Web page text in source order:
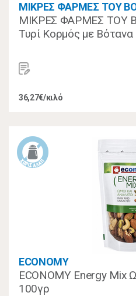
ΜΙΚΡΕΣ ΦΑΡΜΕΣ ΤΟΥ
ΜΙΚΡΕΣ ΦΑΡΜΕΣ ΤΟΥ
Τυρί Κορμός με
36,27€/κιλό
ECONOMY
ECONOMY Energy Mix
100γρ